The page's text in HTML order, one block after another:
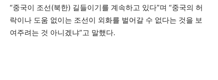
“중국이 조선(북한) 길들이기를 계속하고 있다”며 “중국의 허
락이나 도움 없이는 조선이 외화를 벌어갈 수 없다는 것을 보
여주려는 것 아니겠냐”고 말했다.